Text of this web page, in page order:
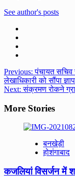
See author's posts
Post
navigation
Previous:पंचायत
लेखाधिकारी को सौंपा
Next:संक्रमण रोकने
More Stories
बनखेड़ी
होशंगाबाद
कजलियां विसर्जन में